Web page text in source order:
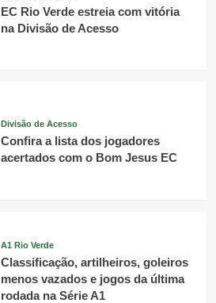
EC Rio Verde estreia com vitória
na Divisão de Acesso
Divisão de Acesso
Confira a lista dos jogadores
acertados com o Bom Jesus EC
A1 Rio Verde
Classificação, artilheiros, goleiros
menos vazados e jogos da última
rodada na Série A1